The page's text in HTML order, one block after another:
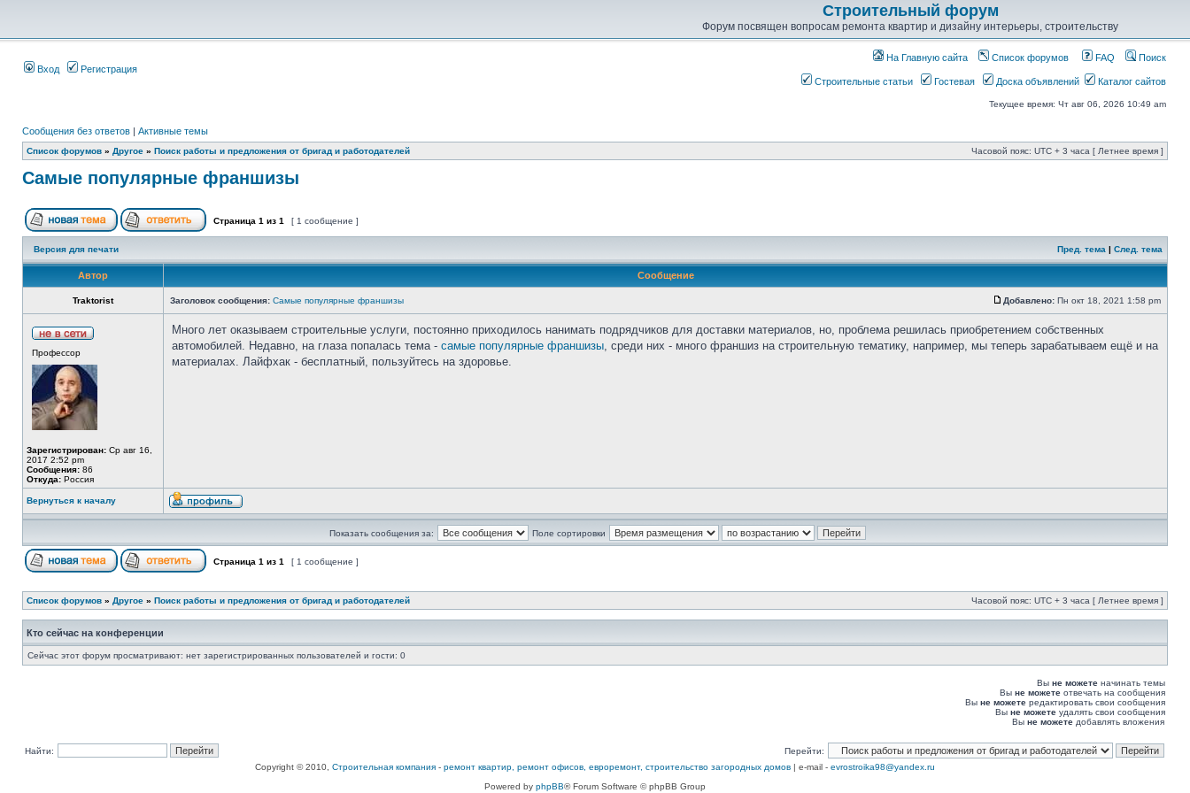
Строительный форум
Форум посвящен вопросам ремонта квартир и дизайну интерьеры, строительству
Вход Регистрация
На Главную сайта Список форумов FAQ Поиск
Строительные статьи Гостевая Доска объявлений Каталог сайтов
Текущее время: Чт авг 06, 2026 10:49 am
Сообщения без ответов | Активные темы
Список форумов » Другое » Поиск работы и предложения от бригад и работодателей Часовой пояс: UTC + 3 часа [ Летнее время ]
Cамые популярные франшизы
Страница 1 из 1 [ 1 сообщение ]
Версия для печати Пред. тема | След. тема
Автор Сообщение
Traktorist Заголовок сообщения: Cамые популярные франшизы Добавлено: Пн окт 18, 2021 1:58 pm
Профессор
Зарегистрирован: Ср авг 16,
2017 2:52 pm
Сообщения: 86
Откуда: Россия
Много лет оказываем строительные услуги, постоянно приходилось нанимать подрядчиков для доставки материалов, но, проблема решилась приобретением собственных
автомобилей. Недавно, на глаза попалась тема - самые популярные франшизы, среди них - много франшиз на строительную тематику, например, мы теперь зарабатываем ещё и на
материалах. Лайфхак - бесплатный, пользуйтесь на здоровье.
Вернуться к началу
Показать сообщения за: Поле сортировки
Страница 1 из 1 [ 1 сообщение ]
Список форумов » Другое » Поиск работы и предложения от бригад и работодателей Часовой пояс: UTC + 3 часа [ Летнее время ]
Кто сейчас на конференции
Сейчас этот форум просматривают: нет зарегистрированных пользователей и гости: 0
Вы не можете начинать темы
Вы не можете отвечать на сообщения
Вы не можете редактировать свои сообщения
Вы не можете удалять свои сообщения
Вы не можете добавлять вложения
Найти:
Перейти:
Copyright © 2010, Строительная компания - ремонт квартир, ремонт офисов, евроремонт, строительство загородных домов | e-mail - evrostroika98@yandex.ru
Powered by phpBB® Forum Software © phpBB Group